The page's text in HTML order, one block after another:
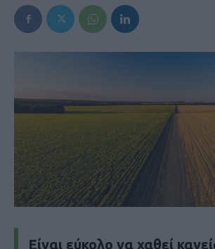
Είναι εύκολο να χαθεί